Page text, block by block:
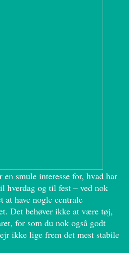
en smule interesse for, hvad har
hverdag og til fest – ved nok
have nogle centrale
Det behøver ikke at være tøj,
for som du nok også godt
ikke lige frem det mest stabile